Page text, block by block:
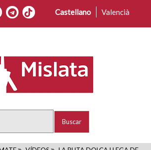
Castellano Valencià